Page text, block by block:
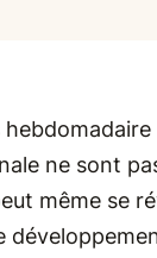
ne sont
même se